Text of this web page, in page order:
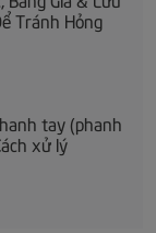
Tránh Hỏng
tay (phanh
xử lý